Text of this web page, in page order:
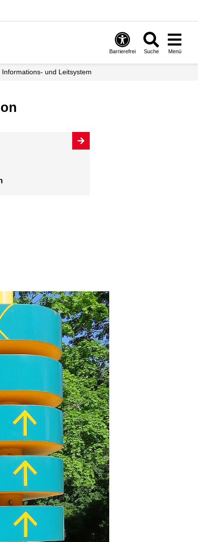
Barrierefrei Suche Menü
und Leitsystem